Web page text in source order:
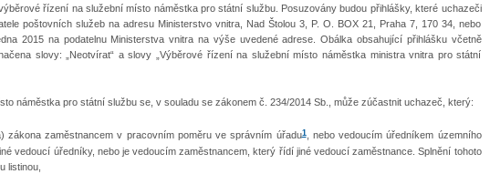
řízení na služební místo náměstka pro státní službu. Posuzovány budou přihlášky, které uchazeči
poštovních služeb na adresu Ministerstvo vnitra, Nad Štolou 3, P. O. BOX 21, Praha 7, 170 34, nebo
2015 na podatelnu Ministerstva vnitra na výše uvedené adrese. Obálka obsahující přihlášku včetně
slovy: „Neotvírat“ a slovy „Výběrové řízení na služební místo náměstka ministra vnitra pro státní
náměstka pro státní službu se, v souladu se zákonem č. 234/2014 Sb., může zúčastnit uchazeč, který:
zákona zaměstnancem v pracovním poměru ve správním úřadu1, nebo vedoucím úředníkem územního
vedoucí úředníky, nebo je vedoucím zaměstnancem, který řídí jiné vedoucí zaměstnance. Splnění tohoto
listinou,